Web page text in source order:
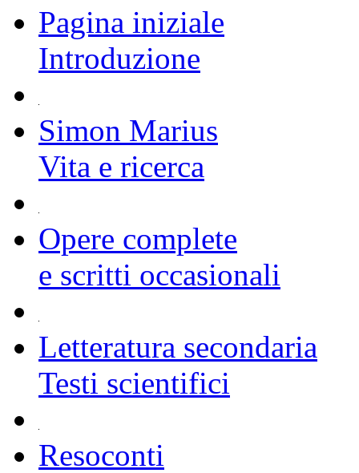
Pagina iniziale
Introduzione
Simon Marius
Vita e ricerca
Opere complete
e scritti occasionali
Letteratura secondaria
Testi scientifici
Resoconti